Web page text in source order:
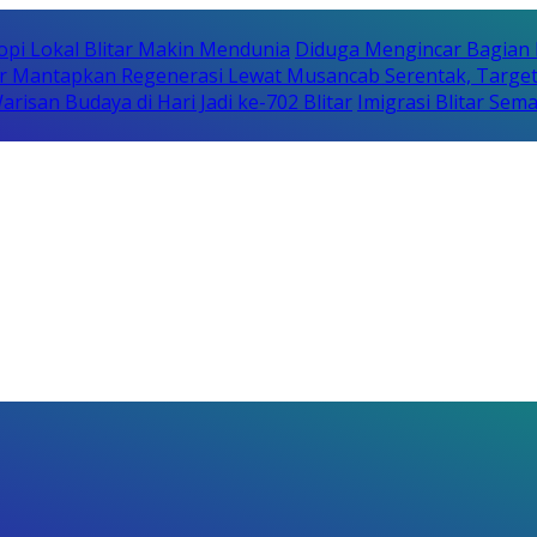
Lokal Blitar Makin Mendunia Diduga Mengincar
Mantapkan Regenerasi Lewat Musancab Serentak,
Budaya di Hari Jadi ke-702 Blitar Imigrasi Blitar